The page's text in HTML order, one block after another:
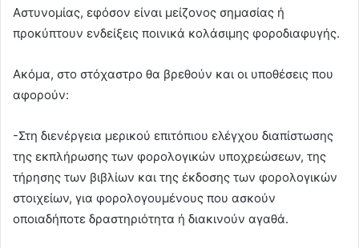
Αστυνομίας, εφόσον είναι μείζονος σημασίας ή
προκύπτουν ενδείξεις ποινικά κολάσιμης φοροδιαφυγής.
Ακόμα, στο στόχαστρο θα βρεθούν και οι υποθέσεις που
αφορούν:
-Στη διενέργεια μερικού επιτόπιου ελέγχου διαπίστωσης
της εκπλήρωσης των φορολογικών υποχρεώσεων, της
τήρησης των βιβλίων και της έκδοσης των φορολογικών
στοιχείων, για φορολογουμένους που ασκούν
οποιαδήποτε δραστηριότητα ή διακινούν αγαθά.